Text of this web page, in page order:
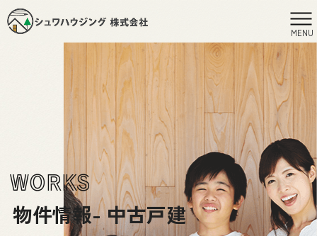
MENU
WORKS
物件情報- 中古戸建